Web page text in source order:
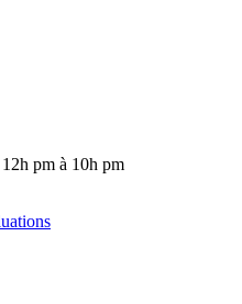
pm à 10h pm